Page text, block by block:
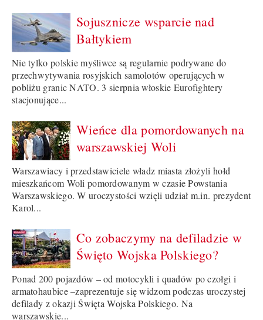
Sojusznicze wsparcie nad
Bałtykiem
Nie tylko polskie myśliwce są regularnie podrywane do
przechwytywania rosyjskich samolotów operujących w
pobliżu granic NATO. 3 sierpnia włoskie Eurofightery
stacjonujące...
Wieńce dla pomordowanych na
warszawskiej Woli
Warszawiacy i przedstawiciele władz miasta złożyli hołd
mieszkańcom Woli pomordowanym w czasie Powstania
Warszawskiego. W uroczystości wzięli udział m.in. prezydent
Karol...
Co zobaczymy na defiladzie w
Święto Wojska Polskiego?
Ponad 200 pojazdów – od motocykli i quadów po czołgi i
armatohaubice –zaprezentuje się widzom podczas uroczystej
defilady z okazji Święta Wojska Polskiego. Na
warszawskie...